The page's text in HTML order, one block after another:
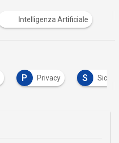
Intelligenza Artificiale
S Sicurezza digitale